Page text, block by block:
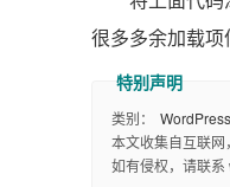
很多多余加载项
类别：
本文收集自互联网
如有侵权，请联系